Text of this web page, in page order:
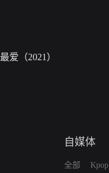
最爱（2021）
自媒体
全部
Kpop